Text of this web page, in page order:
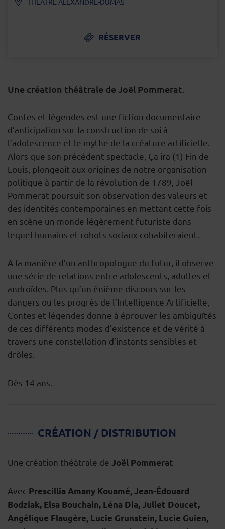
RÉSERVER
Une création théâtrale de Joël Pommerat.
DESCRIPTION
Contes et légendes est une fiction documentaire
d’anticipation sur la construction de soi à
l’adolescence et le mythe de la créature artificielle.
Alors que son précédent spectacle, Ça ira (1) Fin de
Louis, plongeait aux origines de notre organisation
politique à partir de la révolution de 1789, Joël
Pommerat poursuit son observation des valeurs et
des identités contemporaines en mettant cette fois
en scène un monde légèrement futuriste dans
lequel humains et robots sociaux cohabiteraient.
A la manière d’un anthropologue du futur, il observe
une série de relations entre adolescents, adultes et
androïdes. Plus qu’un énième discours sur les
dangers ou les progrès de l’Intelligence Artificielle,
Contes et légendes donne à éprouver les ambiguïtés
de ces différents modes d’existence et de vérité à
travers une constellation d’instants sensibles et
drôles.
Dès 14 ans.
CRÉATION / DISTRIBUTION
Une création théâtrale de Joël Pommerat
Avec Prescillia Amany Kouamé, Jean-Édouard
Bodziak, Elsa Bouchain, Léna Dia, Juliet Doucet,
Angélique Flaugère, Lucie Grunstein, Lucie Guien,